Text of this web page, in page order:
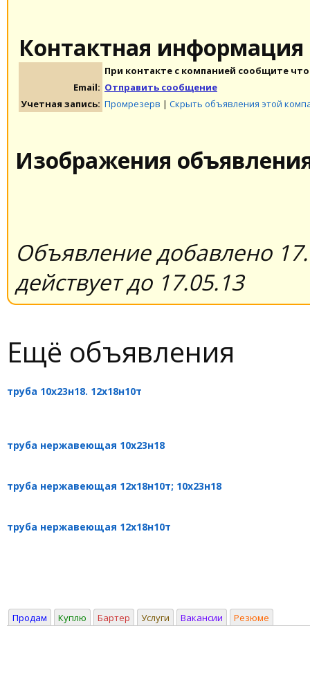
Контактная информация
При контакте с компанией сообщите
Email: Отправить сообщение
Учетная запись: Промрезерв | Скрыть объявления этой
Изображения
Объявление добавлено
действует до 17.05.13
Ещё объявления
труба 10х23н18. 12х18н10т
труба нержавеющая 10х23н18
труба нержавеющая 12х18н10т; 10х23н18
труба нержавеющая 12х18н10т
Продам Куплю Бартер Услуги Вакансии Резюме